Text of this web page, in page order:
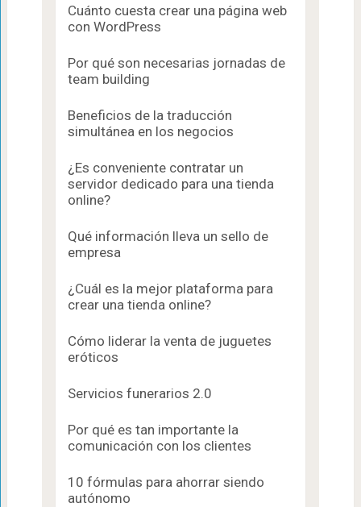
Cuánto cuesta crear una página web
con WordPress
Por qué son necesarias jornadas de
team building
Beneficios de la traducción
simultánea en los negocios
¿Es conveniente contratar un
servidor dedicado para una tienda
online?
Qué información lleva un sello de
empresa
¿Cuál es la mejor plataforma para
crear una tienda online?
Cómo liderar la venta de juguetes
eróticos
Servicios funerarios 2.0
Por qué es tan importante la
comunicación con los clientes
10 fórmulas para ahorrar siendo
autónomo